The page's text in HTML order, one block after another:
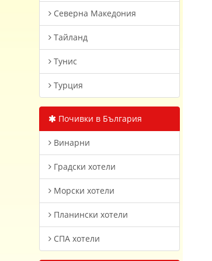
Северна Македония
Тайланд
Тунис
Турция
Почивки в България
Винарни
Градски хотели
Морски хотели
Планински хотели
СПА хотели